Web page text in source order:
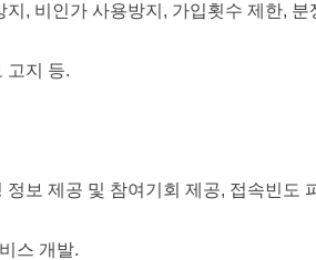
, 비인가 사용방지, 가입횟수 제한, 분
고지 등.
보 제공 및 참여기회 제공, 접속빈도
스 개발.